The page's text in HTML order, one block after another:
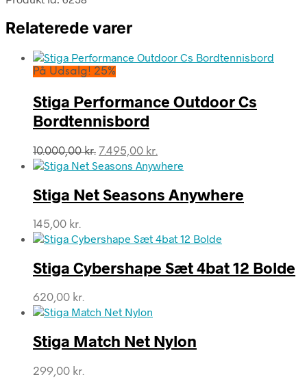
Relaterede varer
På Udsalg! 25%
Stiga Performance Outdoor Cs
Bordtennisbord
10.000,00kr. Den
oprindelige
var:
10.000,00 kr..
7.495,00 kr.
aktuelle
er:
7.495,00 kr..
Stiga Net Seasons Anywhere
145,00 kr.
Stiga Cybershape Sæt 4bat 12 Bolde
620,00 kr.
Stiga Match Net Nylon
299,00 kr.